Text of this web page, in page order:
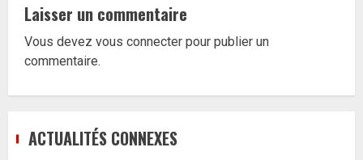
Laisser un commentaire
Vous devez vous connecter pour publier un
commentaire.
ACTUALITÉS CONNEXES